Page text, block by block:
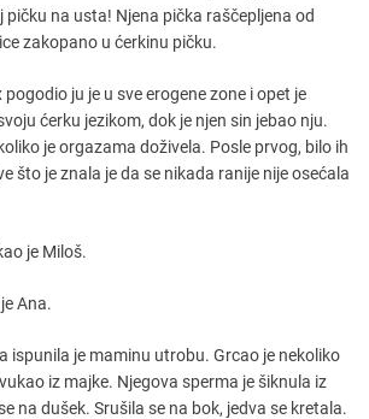
pičku na usta! Njena pička raščepljena od
zakopano u ćerkinu pičku.
ju je u sve erogene zone i opet je
ćerku jezikom, dok je njen sin jebao nju.
je orgazama doživela. Posle prvog, bilo ih
što je znala je da se nikada ranije nije osećala
je Miloš.
Ana.
ispunila je maminu utrobu. Grcao je nekoliko
iz majke. Njegova sperma je šiknula iz
na dušek. Srušila se na bok, jedva se kretala.